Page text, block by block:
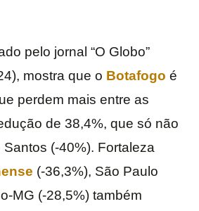
pelo jornal “O Globo”
mostra que o Botafogo é
perdem mais entre as
de 38,4%, que só não
(-40%). Fortaleza
(-36,3%), São Paulo
MG (-28,5%) também